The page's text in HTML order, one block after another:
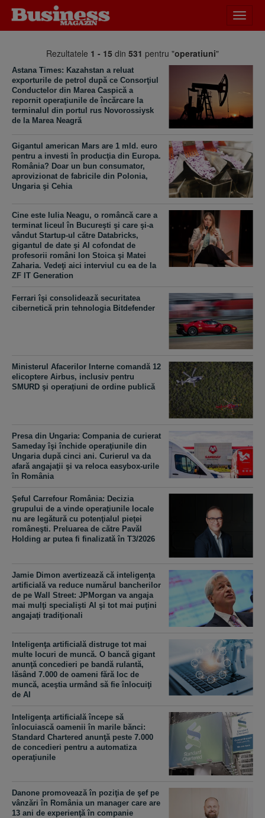
meniu
Rezultatele 1 - 15 din 531 pentru "operatiuni"
Astana Times: Kazahstan a reluat
exporturile de petrol după ce Consorţiul
Conductelor din Marea Caspică a
repornit operaţiunile de încărcare la
terminalul din portul rus Novorossiysk
de la Marea Neagră
Gigantul american Mars are 1 mld. euro
pentru a investi în producţia din Europa.
România? Doar un bun consumator,
aprovizionat de fabricile din Polonia,
Ungaria şi Cehia
Cine este Iulia Neagu, o româncă care a
terminat liceul în Bucureşti şi care şi-a
vândut Startup-ul către Databricks,
gigantul de date şi AI cofondat de
profesorii români Ion Stoica şi Matei
Zaharia. Vedeţi aici interviul cu ea de la
ZF IT Generation
Ferrari îşi consolidează securitatea
cibernetică prin tehnologia Bitdefender
Ministerul Afacerilor Interne comandă 12
elicoptere Airbus, inclusiv pentru
SMURD şi operaţiuni de ordine publică
​Presa din Ungaria: Compania de curierat
Sameday îşi închide operaţiunile din
Ungaria după cinci ani. Curierul va da
afară angajaţii şi va reloca easybox-urile
în România
Şeful Carrefour România: Decizia
grupului de a vinde operaţiunile locale
nu are legătură cu potenţialul pieţei
româneşti. Preluarea de către Pavăl
Holding ar putea fi finalizată în T3/2026
Jamie Dimon avertizează că inteligenţa
artificială va reduce numărul bancherilor
de pe Wall Street: JPMorgan va angaja
mai mulţi specialişti AI şi tot mai puţini
angajaţi tradiţionali
Inteligenţa artificială distruge tot mai
multe locuri de muncă. O bancă gigant
anunţă concedieri pe bandă rulantă,
lăsând 7.000 de oameni fără loc de
muncă, aceştia urmând să fie înlocuiţi
de AI
Inteligenţa artificială începe să
înlocuiască oamenii în marile bănci:
Standard Chartered anunţă peste 7.000
de concedieri pentru a automatiza
operaţiunile
Danone promovează în poziţia de şef pe
vânzări în România un manager care are
13 ani de experienţă în companie